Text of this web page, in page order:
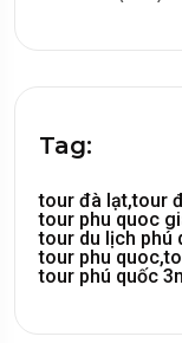
Tag:
tour đà lạt,tour
tour phu quoc
tour du lịch phú
tour phu quoc,
tour phú quốc